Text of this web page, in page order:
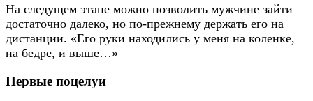
На следущем этапе можно позволить мужчине зайти
достаточно далеко, но по-прежнему держать его на
дистанции. «Его руки находились у меня на коленке,
на бедре, и выше…»
Первые поцелуи